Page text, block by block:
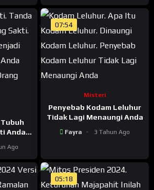
Anda
Ago
07:54
Misteri
Penyebab Kodam Leluhur
Tidak Lagi Menaungi Anda
Fayra 3 Tahun Ago
05:18